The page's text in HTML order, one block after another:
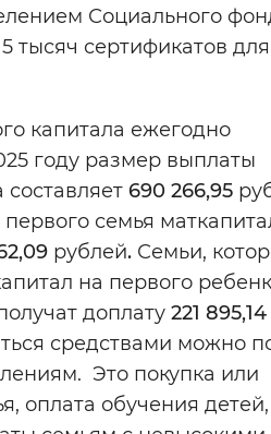
Социального
тысяч сертификатов для
капитала ежегодно
году размер выплаты
690 266,95
первого семья
рублей. Семьи,
на первого
доплату 221 895,14
средствами можно
Это покупка или
оплата обучения детей,